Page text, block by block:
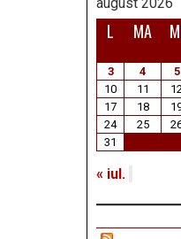
L MA
3
4 5
10
11
17
18
24
25
31
« iul.